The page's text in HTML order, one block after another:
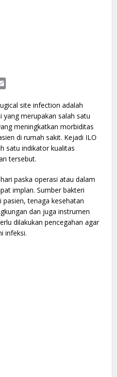
site infection adalah
merupakan salah satu
meningkatkan morbiditas
di rumah sakit. Kejadi ILO
satu indikator kualitas
tersebut.
paska operasi atau dalam
implan. Sumber bakteri
tenaga kesehatan
dan juga instrumen
dilakukan pencegahan agar
infeksi.